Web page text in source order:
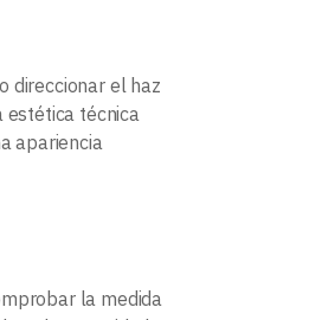
direccionar el haz
estética técnica
apariencia
la medida